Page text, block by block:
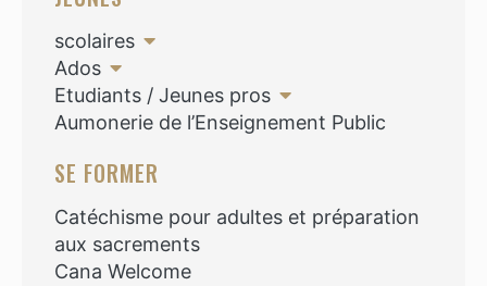
scolaires
Ados
Etudiants / Jeunes pros
Aumonerie de l’Enseignement Public
SE FORMER
Catéchisme pour adultes et préparation
aux sacrements
Cana Welcome